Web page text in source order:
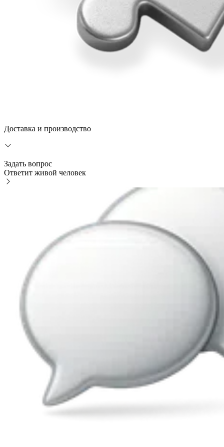
Доставка и производство
Задать вопрос
Ответит живой человек